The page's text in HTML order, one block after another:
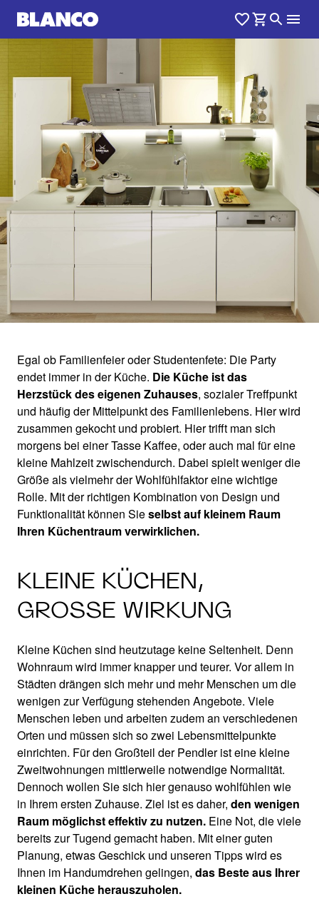
KLEINE KÜCHE
EINRICHTEN
Mehr Platz auf kleiner Fläche
Egal ob Familienfeier oder Studentenfete: Die Party
endet immer in der Küche. Die Küche ist das
Herzstück des eigenen Zuhauses, sozialer Treffpunkt
und häufig der Mittelpunkt des Familienlebens. Hier wird
zusammen gekocht und probiert. Hier trifft man sich
morgens bei einer Tasse Kaffee, oder auch mal für eine
kleine Mahlzeit zwischendurch. Dabei spielt weniger die
Größe als vielmehr der Wohlfühlfaktor eine wichtige
Rolle. Mit der richtigen Kombination von Design und
Funktionalität können Sieselbst auf kleinem Raum
Ihren Küchentraum verwirklichen.
KLEINE KÜCHEN,
GROSSE WIRKUNG
Kleine Küchen sind heutzutage keine Seltenheit. Denn
Wohnraum wird immer knapper und teurer. Vor allem in
Städten drängen sich mehr und mehr Menschen um die
wenigen zur Verfügung stehenden Angebote. Viele
Menschen leben und arbeiten zudem an verschiedenen
Orten und müssen sich so zwei Lebensmittelpunkte
einrichten. Für den Großteil der Pendler ist eine kleine
Zweitwohnungen mittlerweile notwendige Normalität.
Dennoch wollen Sie sich hier genauso wohlfühlen wie
in Ihrem ersten Zuhause. Ziel ist es daher, den wenigen
Raum möglichst effektiv zu nutzen. Eine Not, die viele
bereits zur Tugend gemacht haben. Mit einer guten
Planung, etwas Geschick und unseren Tipps wird es
Ihnen im Handumdrehen gelingen, das Beste aus Ihrer
kleinen Küche herauszuholen.